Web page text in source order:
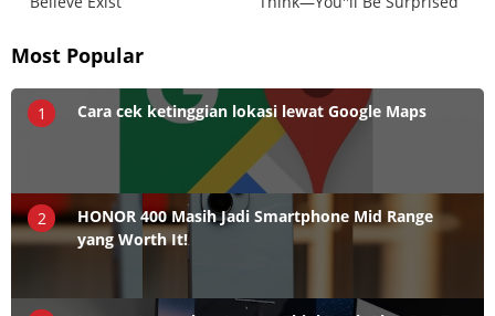
Most Popular
1 Cara cek ketinggian lokasi lewat Google Maps
2
HONOR 400 Masih Jadi Smartphone Mid Range
yang Worth It!